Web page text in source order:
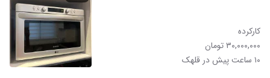
کارکرده
۳۰,۰۰۰,۰۰۰ تومان
۱۰ ساعت پیش در قلهک